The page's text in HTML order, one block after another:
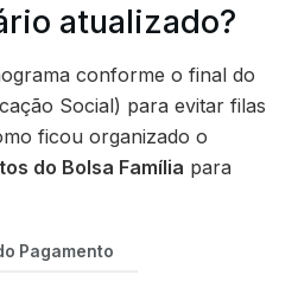
atualizado?
conforme o final do
Social) para evitar filas
ficou organizado o
do Bolsa Família para
Pagamento